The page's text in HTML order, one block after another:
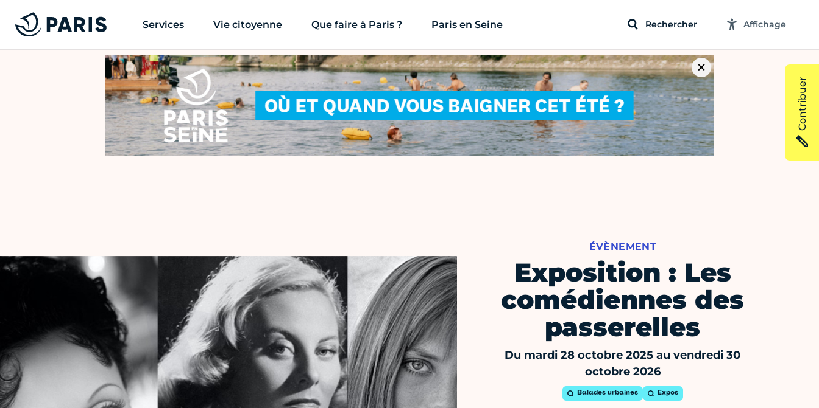
Services Vie citoyenne Que faire à Paris ? Paris en Seine Rechercher Affichage
ÉVÈNEMENT
Exposition : Les
comédiennes des
passerelles
Du mardi 28 octobre 2025 au vendredi 30
octobre 2026
Balades urbaines Expos
Contribuer